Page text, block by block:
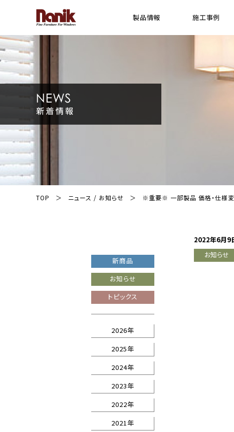
製品情報
プレミアムシリーズ ウッドブラインド
施工事例
TOP ニュース / お知らせ ※重要※ 一部製品 価格・仕様
新商品
お知らせ
トピックス
2026年
2025年
2024年
2023年
2022年
2021年
2022年6月9
お知らせ